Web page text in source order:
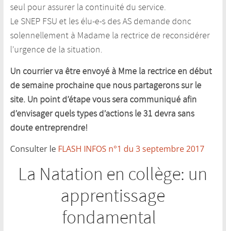
seul pour assurer la continuité du service.
Le SNEP FSU et les élu-e-s des AS demande donc
solennellement à Madame la rectrice de reconsidérer
l’urgence de la situation.
Un courrier va être envoyé à Mme la rectrice en début
de semaine prochaine que nous partagerons sur le
site. Un point d’étape vous sera communiqué afin
d’envisager quels types d’actions le 31 devra sans
doute entreprendre!
Consulter le FLASH INFOS n°1 du 3 septembre 2017
La Natation en collège: un
apprentissage
fondamental